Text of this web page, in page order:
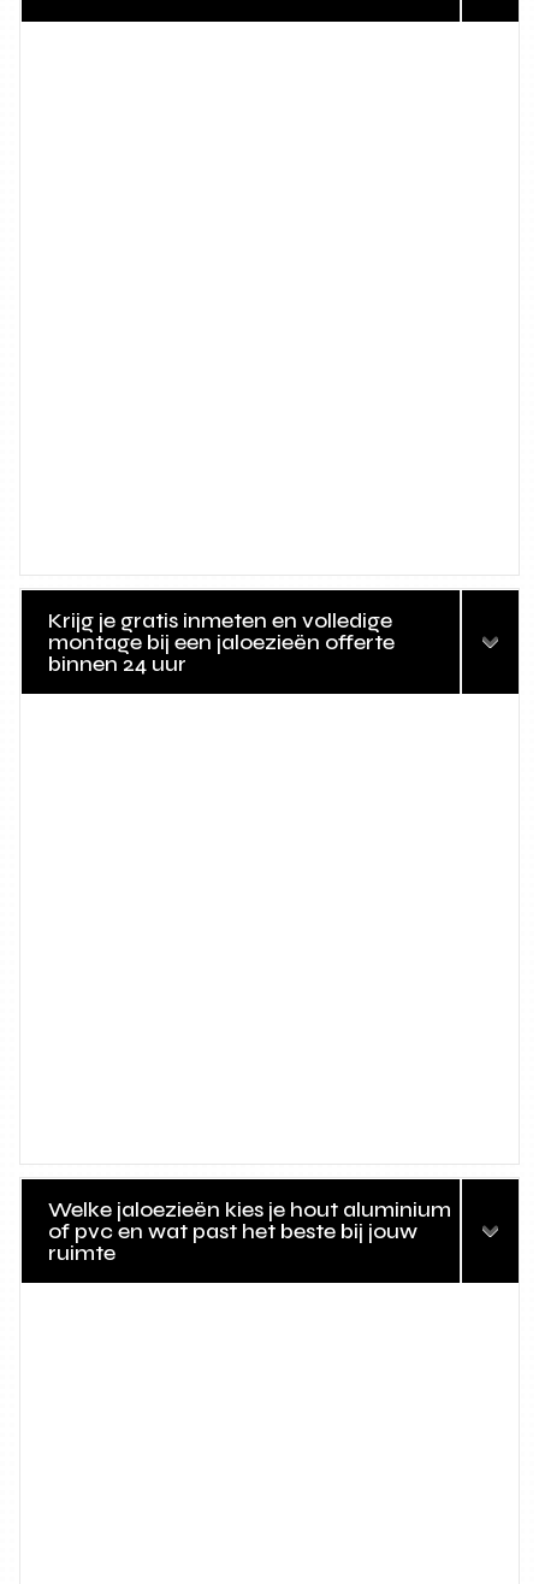
Krijg je gratis inmeten en volledige
montage bij een jaloezieën offerte
binnen 24 uur
Welke jaloezieën kies je hout aluminium
of pvc en wat past het beste bij jouw
ruimte